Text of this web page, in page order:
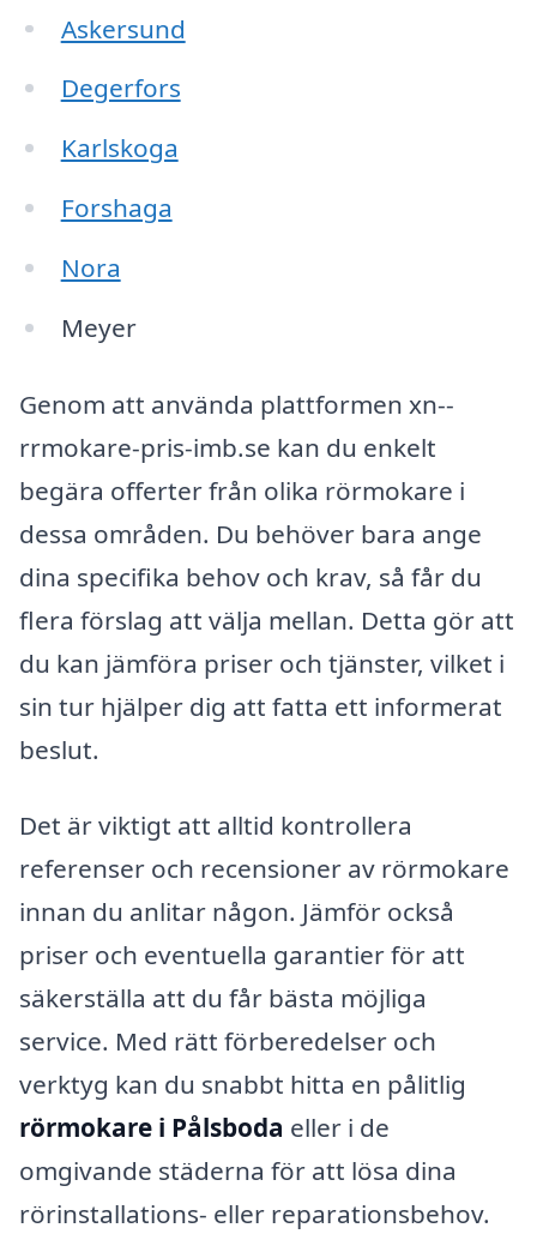
Askersund
Degerfors
Karlskoga
Forshaga
Nora
Meyer
Genom att använda plattformen xn--
rrmokare-pris-imb.se kan du enkelt
begära offerter från olika rörmokare i
dessa områden. Du behöver bara ange
dina specifika behov och krav, så får du
flera förslag att välja mellan. Detta gör att
du kan jämföra priser och tjänster, vilket i
sin tur hjälper dig att fatta ett informerat
beslut.
Det är viktigt att alltid kontrollera
referenser och recensioner av rörmokare
innan du anlitar någon. Jämför också
priser och eventuella garantier för att
säkerställa att du får bästa möjliga
service. Med rätt förberedelser och
verktyg kan du snabbt hitta en pålitlig
rörmokare i Pålsboda eller i de
omgivande städerna för att lösa dina
rörinstallations- eller reparationsbehov.